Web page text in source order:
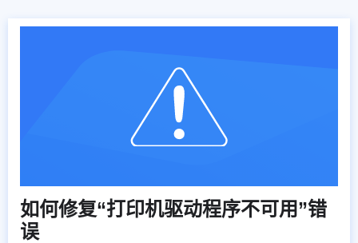
如何修复“打印机驱动程序不可用”错
误